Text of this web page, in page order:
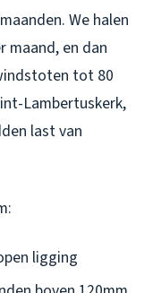
We halen
maand, en dan
tot 80
Lambertuskerk,
last van
ligging